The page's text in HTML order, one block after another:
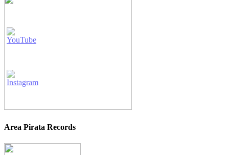
Area Pirata Records